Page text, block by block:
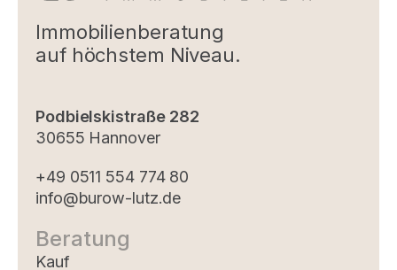
Immobilienberatung
auf höchstem Niveau.
Podbielskistraße 282
30655 Hannover
+49 0511 554 774 80
info@burow-lutz.de
Beratung
Kauf